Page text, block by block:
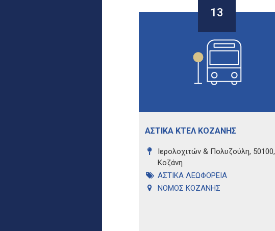
13
ΑΣΤΙΚΑ ΚΤΕΛ ΚΟΖΑΝΗΣ
Ιερολοχιτών & Πολυζούλη, 50100,
Κοζάνη
ΑΣΤΙΚΑ ΛΕΩΦΟΡΕΙΑ
ΝΟΜΟΣ ΚΟΖΑΝΗΣ